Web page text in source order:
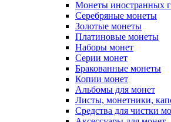
Монеты иностранных
Серебряные монеты
Золотые монеты
Платиновые монеты
Наборы монет
Серии монет
Бракованные монеты
Копии монет
Альбомы для монет
Листы, монетники,
Средства для чистки